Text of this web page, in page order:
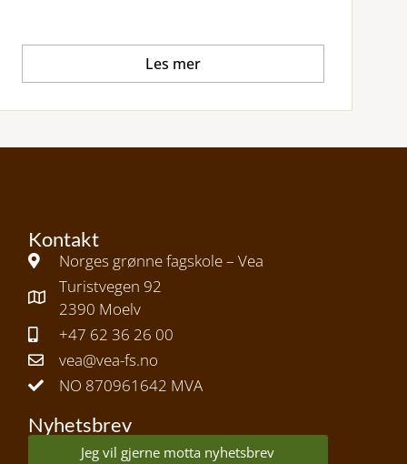
Les mer
Kontakt
Norges grønne fagskole – Vea
Turistvegen 92
2390 Moelv
+47 62 36 26 00
vea@vea-fs.no
NO 870961642 MVA
Nyhetsbrev
Jeg vil gjerne motta nyhetsbrev